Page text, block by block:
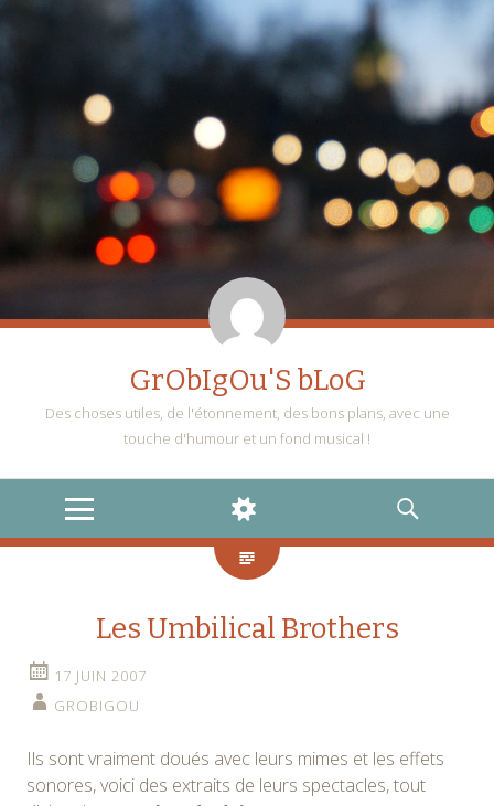
GrObIgOu'S bLoG
Des choses utiles, de l'étonnement, des bons plans, avec une
touche d'humour et un fond musical !
MENU
WIDGETS
RECHERCHE
Les Umbilical Brothers
17 JUIN 2007
GROBIGOU
Ils sont vraiment doués avec leurs mimes et les effets
sonores, voici des extraits de leurs spectacles, tout